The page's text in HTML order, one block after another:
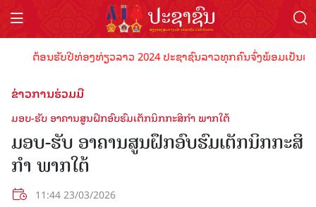
ຕ້ອນຮັບປີທ່ອງທ່ຽວລາວ 2024 ປະຊາຊົນລາວທຸກຄົນຈົ່ງພ້ອມເປັນເຈົ້
ຂ່າວການຮ່ວມມື
ມອບ-ຮັບ ອາຄານສູນຝຶກອົບຮົມເຕັກນິກກະສິກໍາ ພາກໃຕ້
ມອບ-ຮັບ ອາຄານສູນຝຶກອົບຮົມເຕັກນິກກະສິ
ກໍາ ພາກໃຕ້
11:44 23/03/2026